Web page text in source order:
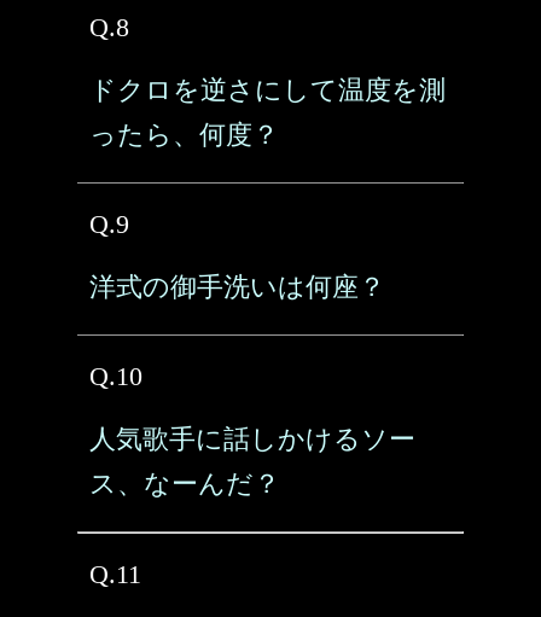
Q.8
ドクロを逆さにして温度を測
ったら、何度？
Q.9
洋式の御手洗いは何座？
Q.10
人気歌手に話しかけるソー
ス、なーんだ？
Q.11